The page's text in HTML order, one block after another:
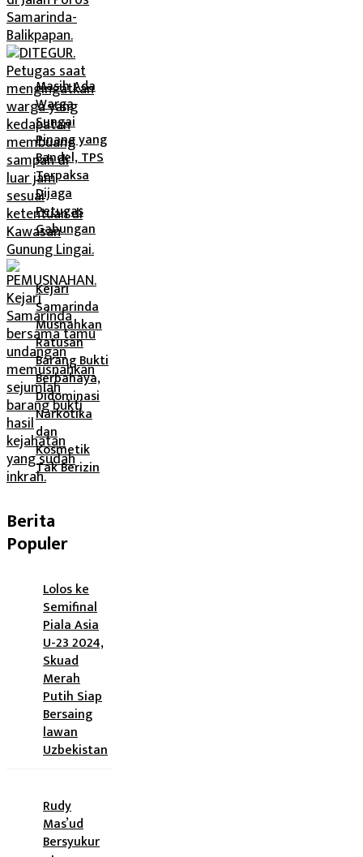
Masih Ada
Warga
Sungai
Pinang yang
Bandel, TPS
Terpaksa
Dijaga
Petugas
Gabungan
Kejari
Samarinda
Musnahkan
Ratusan
Barang Bukti
Berbahaya,
Didominasi
Narkotika
dan
Kosmetik
Tak Berizin
Berita
Populer
Lolos ke
Semifinal
Piala Asia
U-23 2024,
Skuad
Merah
Putih Siap
Bersaing
lawan
Uzbekistan
Rudy
Mas’ud
Bersyukur